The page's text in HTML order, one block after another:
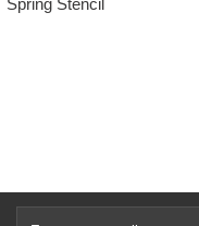
Spring Stencil